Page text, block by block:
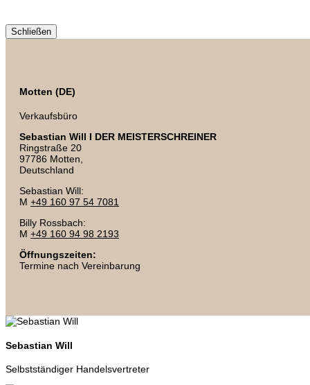
Schließen
Motten (DE)
Verkaufsbüro
Sebastian Will I DER MEISTERSCHREINER
Ringstraße 20
97786 Motten,
Deutschland
Sebastian Will:
M +49 160 97 54 7081
Billy Rossbach:
M +49 160 94 98 2193
Öffnungszeiten:
Termine nach Vereinbarung
Sebastian Will
Selbstständiger Handelsvertreter